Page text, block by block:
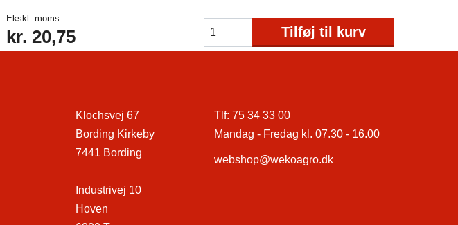
Ekskl. moms
kr. 20,75 Tilføj til kurv
Klochsvej 67
Bording Kirkeby
7441 Bording
Industrivej 10
Hoven
Tlf: 75 34 33 00
Mandag - Fredag kl. 07.30 - 16.00
webshop@wekoagro.dk